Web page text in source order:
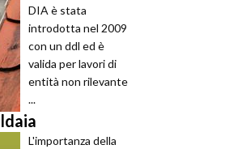
DIA è stata
introdotta nel 2009
con un ddl ed è
valida per lavori di
entità non rilevante
...
L'importanza della